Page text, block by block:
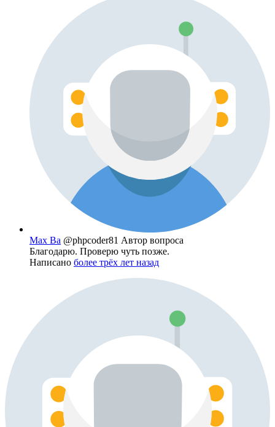
Max Ba @phpcoder81 Автор вопроса
Благодарю. Проверю чуть позже.
Написано более трёх лет назад